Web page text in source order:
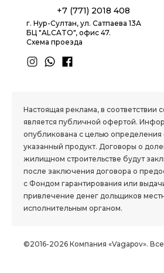
+7 (771) 2018 408
г. Нур-Султан, ул. Сатпаева 13А
БЦ "ALCATO", офис 47.
Схема проезда
Настоящая реклама, в соответствии
является публичной офертой.
опубликована с целью определения
указанный продукт. Договоры о
жилищном строительстве будут
после заключения договора о
с Фондом гарантирования или
привлечение денег дольщиков
исполнительным органом.
©2016-2026 Компания «Vagapov».